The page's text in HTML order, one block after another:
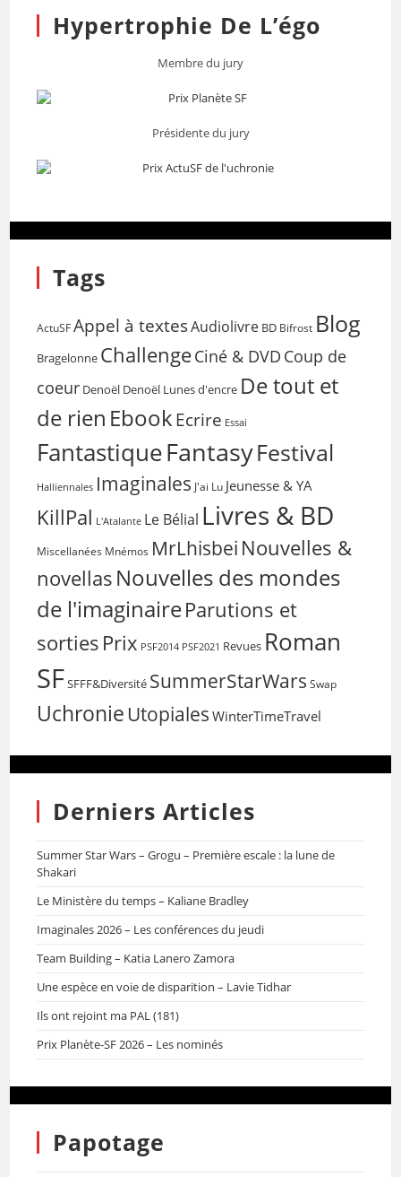
Hypertrophie De L’égo
Membre du jury
Présidente du jury
Tags
ActuSF Appel à textesAudiolivre BD Bifrost Blog
Bragelonne ChallengeCiné & DVD Coup de
coeur Denoël Denoël Lunes d'encre De tout et
de rien EbookEcrire Essai
FantastiqueFantasyFestival
Halliennales Imaginales J'ai Lu Jeunesse & YA
KillPal L'Atalante Le Bélial Livres & BD
Miscellanées Mnémos MrLhisbei Nouvelles &
novellas Nouvelles des mondes
de l'imaginaireParutions et
sorties Prix PSF2014 PSF2021 Revues Roman
SFSFFF&Diversité SummerStarWars Swap
Uchronie Utopiales WinterTimeTravel
Derniers Articles
Summer Star Wars – Grogu – Première escale : la lune de
Shakari
Le Ministère du temps – Kaliane Bradley
Imaginales 2026 – Les conférences du jeudi
Team Building – Katia Lanero Zamora
Une espèce en voie de disparition – Lavie Tidhar
Ils ont rejoint ma PAL (181)
Prix Planète-SF 2026 – Les nominés
Papotage